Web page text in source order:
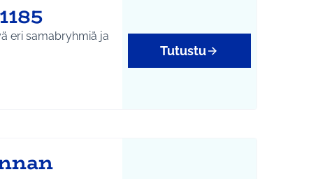
eri samabryhmiä ja
Tutustu